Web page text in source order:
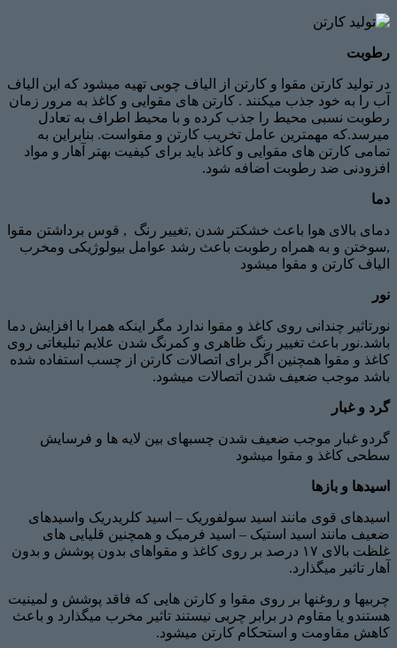
رطوبت
در تولید کارتن مقوا و کارتن از الیاف چوبی تهیه میشود که این الیاف
آب را به خود جذب میکنند . کارتن های مقوایی و کاغذ به مرور زمان
رطوبت نسبی محیط را جذب کرده و با محیط اطراف به تعادل
میرسد.که مهمترین عامل تخریب کارتن و مقواست. بنابراین به
تمامی کارتن های مقوایی و کاغذ باید برای کیفیت بهتر آهار و مواد
افزودنی ضد رطوبت اضافه شود.
دما
دمای بالای هوا باعث خشکتر شدن ,تغییر رنگ , قوس برداشتن مقوا
,سوختن و به همراه رطوبت باعث رشد عوامل بیولوژیکی ومخرب
الیاف کارتن و مقوا میشود
نور
نورتاثیر چندانی روی کاغذ و مقوا ندارد مگر اینکه همرا با افزایش دما
باشد.نور باعث تغییر رنگ ظاهری و کمرنگ شدن علایم تبلیغاتی روی
کاغذ و مقوا همچنین اگر برای اتصالات کارتن از چسب استفاده شده
باشد موجب ضعیف شدن اتصالات میشود.
گرد و غبار
گردو غبار موجب ضعیف شدن چسبهای بین لایه ها و فرسایش
سطحی کاغذ و مقوا میشود
اسیدها و بازها
اسیدهای قوی مانند اسید سولفوریک – اسید کلریدریک واسیدهای
ضعیف مانند اسید استیک – اسید فرمیک و همچنین قلیایی های
غلظت بالای ۱۷ درصد بر روی کاغذ و مقواهای بدون پوشش و بدون
آهار تاثیر میگذارد.
چربیها و روغنها بر روی مقوا و کارتن هایی که فاقد پوشش و لمینیت
هستندو یا مقاوم در برابر چربی نیستند تاثیر مخرب میگذارد و باعث
کاهش مقاومت و استحکام کارتن میشود.